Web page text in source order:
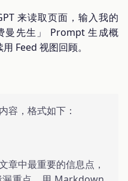
来读取页面，输入我的
曼先生」 Prompt 生成概
Feed 视图回顾。
容，格式如下：
章中最重要的信息点，